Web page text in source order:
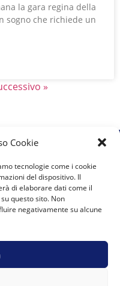
Cookie
tecnologie come i cookie
del dispositivo. Il
di elaborare dati come il
questo sito. Non
negativamente su alcune
la gara regina della
sogno che richiede un
»
presso 00UP s.r.l.s.